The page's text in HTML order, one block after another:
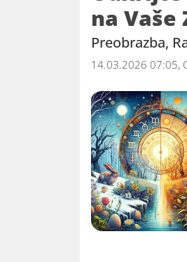
na Vaše
Preobrazba,
14.03.2026 07:05,